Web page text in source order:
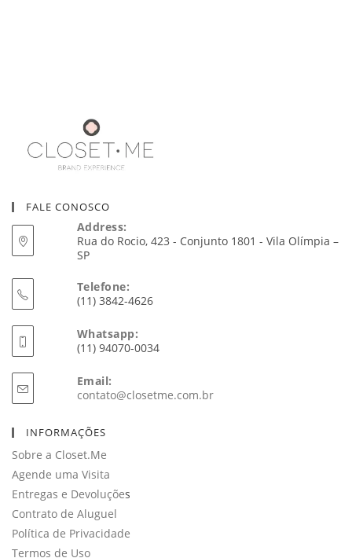
FALE CONOSCO
Address:
Rua do Rocio, 423 - Conjunto 1801 - Vila Olímpia –
SP
Telefone:
(11) 3842-4626
Whatsapp:
(11) 94070-0034
Email:
contato@closetme.com.brAbre
INFORMAÇÕES
Sobre a Closet.Me
Agende uma Visita
Entregas e Devoluções
Contrato de Aluguel
Política de Privacidade
Termos de Uso